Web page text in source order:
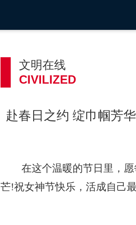
文明在线
CIVILIZED
赴春日之约 绽巾帼芳
在这个温暖的节日里，
芒!祝女神节快乐，活成自己